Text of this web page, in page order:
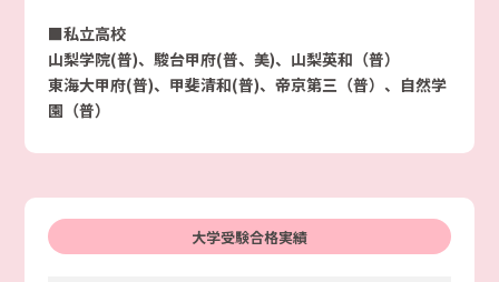
■私立高校
山梨学院(普)、駿台甲府(普、美)、山梨英和（普）
東海大甲府(普)、甲斐清和(普)、帝京第三（普）、自然学
園（普）
大学受験合格実績